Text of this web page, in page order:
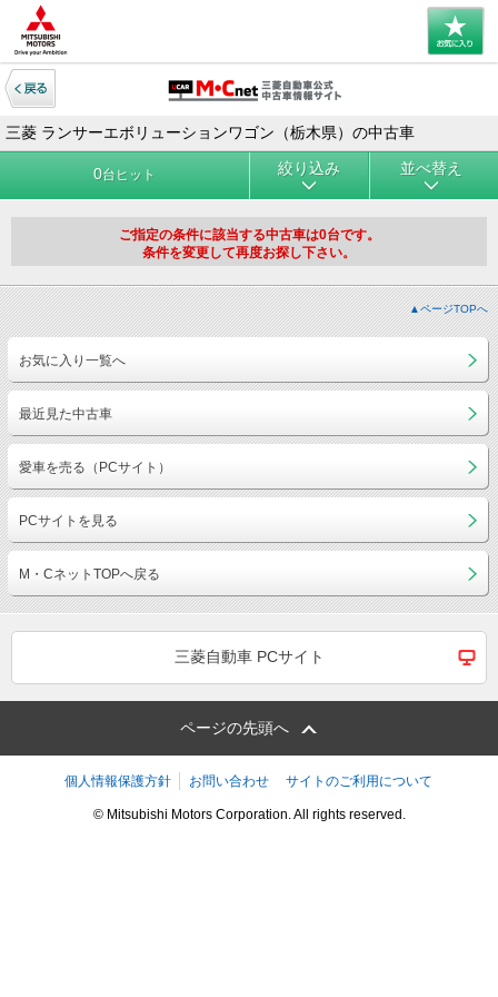
三菱 ランサーエボリューションワゴン（栃木県）の中古車
0台ヒット 絞り込み 並べ替え
ご指定の条件に該当する中古車は0台です。
条件を変更して再度お探し下さい。
▲ページTOPへ
お気に入り一覧へ
最近見た中古車
愛車を売る（PCサイト）
PCサイトを見る
M・CネットTOPへ戻る
三菱自動車 PCサイト
ページの先頭へ
個人情報保護方針 お問い合わせ サイトのご利用について
© Mitsubishi Motors Corporation. All rights reserved.